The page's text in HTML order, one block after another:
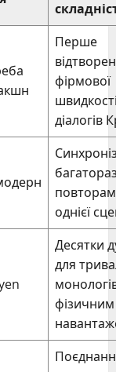
Перше
фірмової
діалогів
однієї
Десятки
для
фізичним